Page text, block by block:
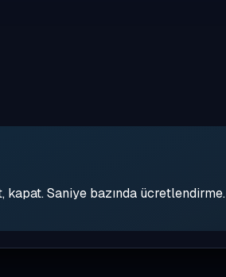
Saniye bazında ücretlendirme.